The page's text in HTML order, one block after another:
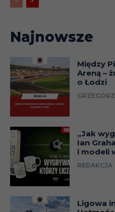
Najnowsze
Między
Areną –
o Łodzi
„Jak
Ian
i modeli
REDAKCJA
Ligowa